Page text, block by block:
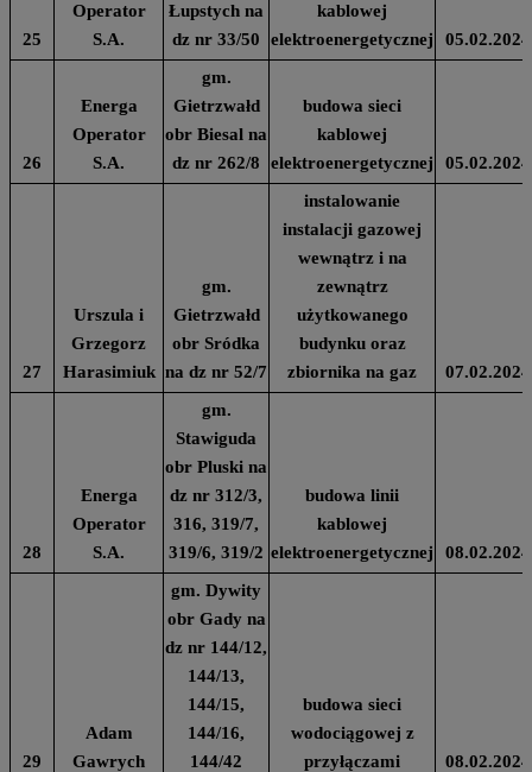
25
Operator
S.A.
Łupstych na
dz nr 33/50
kablowej
elektroenergetycznej
05.02.2024
26
Energa
Operator
S.A.
gm.
Gietrzwałd
obr Biesal na
dz nr 262/8
budowa sieci
kablowej
elektroenergetycznej
05.02.2024
27
Urszula i
Grzegorz
Harasimiuk
gm.
Gietrzwałd
obr Sródka
na dz nr 52/7
instalowanie
instalacji gazowej
wewnątrz i na
zewnątrz
użytkowanego
budynku oraz
zbiornika na gaz
07.02.2024
28
Energa
Operator
S.A.
gm.
Stawiguda
obr Pluski na
dz nr 312/3,
316, 319/7,
319/6, 319/2
budowa linii
kablowej
elektroenergetycznej
08.02.2024
29
Adam
Gawrych
gm. Dywity
obr Gady na
dz nr 144/12,
144/13,
144/15,
144/16,
144/42
budowa sieci
wodociągowej z
przyłączami
08.02.2024